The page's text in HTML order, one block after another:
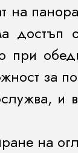
на
достъп
за
и
на